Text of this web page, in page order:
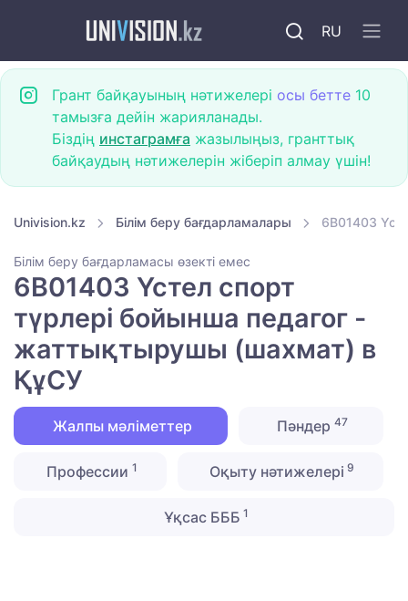
RU
Грант байқауының нәтижелері осы бетте 10
тамызға дейін жарияланады.
Біздің инстаграмға жазылыңыз, гранттық
байқаудың нәтижелерін жіберіп алмау үшін!
Univision.kz Білім беру бағдарламалары 6B01403
Білім беру бағдарламасы өзекті емес
6B01403 Үстел спорт
түрлері бойынша педагог -
жаттықтырушы (шахмат) в
ҚұСУ
Жалпы мәліметтер Пәндер47
Профессии 1 Оқыту нәтижелері 9
Ұқсас БББ 1